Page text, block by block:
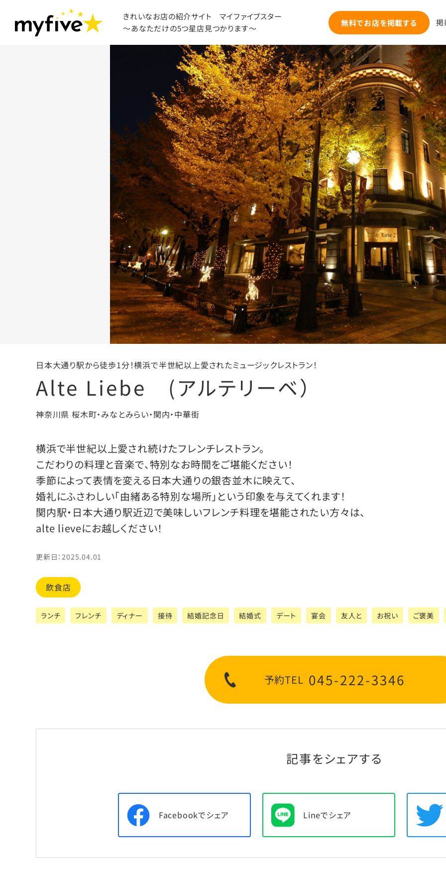
きれいなお店の紹介サイトマイファイブスター
～あなただけの5つ星店見つかります～
無料でお店を掲載する 掲
日本大通り駅から徒歩1分！横浜で半世紀以上愛されたミュージックレストラン！
Alte Liebe (アルテリーベ）
神奈川県 桜木町・みなとみらい・関内・中華街
横浜で半世紀以上愛され続けたフレンチレストラン。
こだわりの料理と音楽で、特別なお時間をご堪能ください！
季節によって表情を変える日本大通りの銀杏並木に映えて、
婚礼にふさわしい「由緒ある特別な場所」という印象を与えてくれます！
関内駅・日本大通り駅近辺で美味しいフレンチ料理を堪能されたい方々は、
alte lieveにお越しください！
更新日：2025.04.01
飲食店
ランチ フレンチ ディナー 接待 結婚記念日 結婚式 デート 宴会 友人と お祝い ご褒美
予約TEL 045­-222-3346
記事をシェアする
Facebookでシェア Lineでシェア